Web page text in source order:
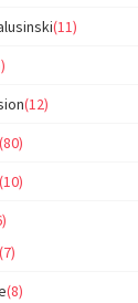
(11)
(12)
(80)
(10)
(7)
(8)